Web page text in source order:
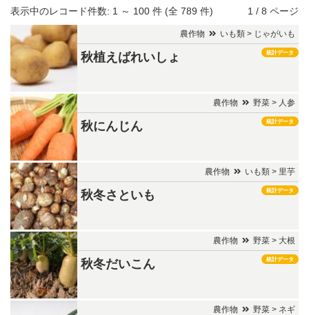
表示中のレコード件数: 1 ～ 100 件 (全 789 件) 1 / 8 ページ
農作物 いも類 > じゃがいも
統計データ
秋植えばれいしょ
農作物 野菜 > 人参
統計データ
秋にんじん
農作物 いも類 > 里芋
統計データ
秋冬さといも
農作物 野菜 > 大根
統計データ
秋冬だいこん
農作物 野菜 > ネギ